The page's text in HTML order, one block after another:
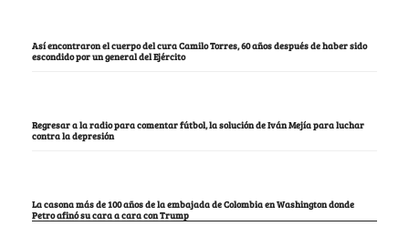
Así encontraron el cuerpo del cura Camilo Torres, 60 años después de haber sido
escondido por un general del Ejército
Regresar a la radio para comentar fútbol, la solución de Iván Mejía para luchar
contra la depresión
La casona más de 100 años de la embajada de Colombia en Washington donde
Petro afinó su cara a cara con Trump